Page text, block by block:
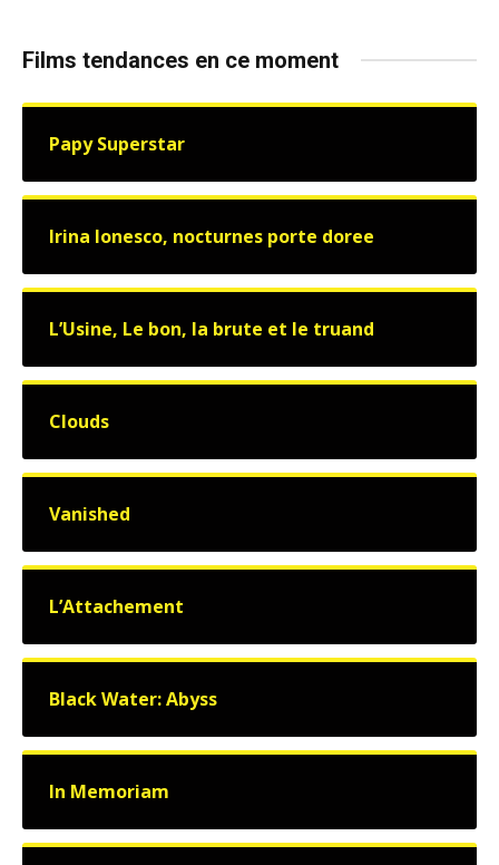
Films tendances en ce moment
Papy Superstar
Irina Ionesco, nocturnes porte doree
L’Usine, Le bon, la brute et le truand
Clouds
Vanished
L’Attachement
Black Water: Abyss
In Memoriam